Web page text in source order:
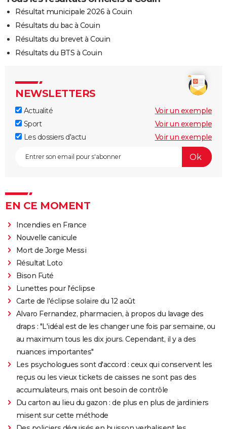
Résultat municipale 2026 à Couin
Résultats du bac à Couin
Résultats du brevet à Couin
Résultats du BTS à Couin
NEWSLETTERS
Actualité
Voir un exemple
Sport
Voir un exemple
Les dossiers d'actu
Voir un exemple
EN CE MOMENT
Incendies en France
Nouvelle canicule
Mort de Jorge Messi
Résultat Loto
Bison Futé
Lunettes pour l'éclipse
Carte de l'éclipse solaire du 12 août
Alvaro Fernandez, pharmacien, à propos du lavage des
draps : "L'idéal est de les changer une fois par semaine, ou
au maximum tous les dix jours. Cependant, il y a des
nuances importantes"
Les psychologues sont d'accord : ceux qui conservent les
reçus ou les vieux tickets de caisses ne sont pas des
accumulateurs, mais ont besoin de contrôle
Du carton au lieu du gazon : de plus en plus de jardiniers
misent sur cette méthode